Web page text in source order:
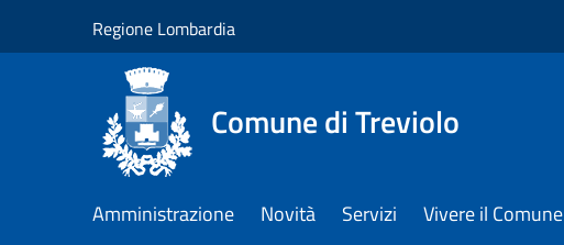
Regione Lombardia
Comune di Treviolo
Amministrazione Novità Servizi Vivere il Comune